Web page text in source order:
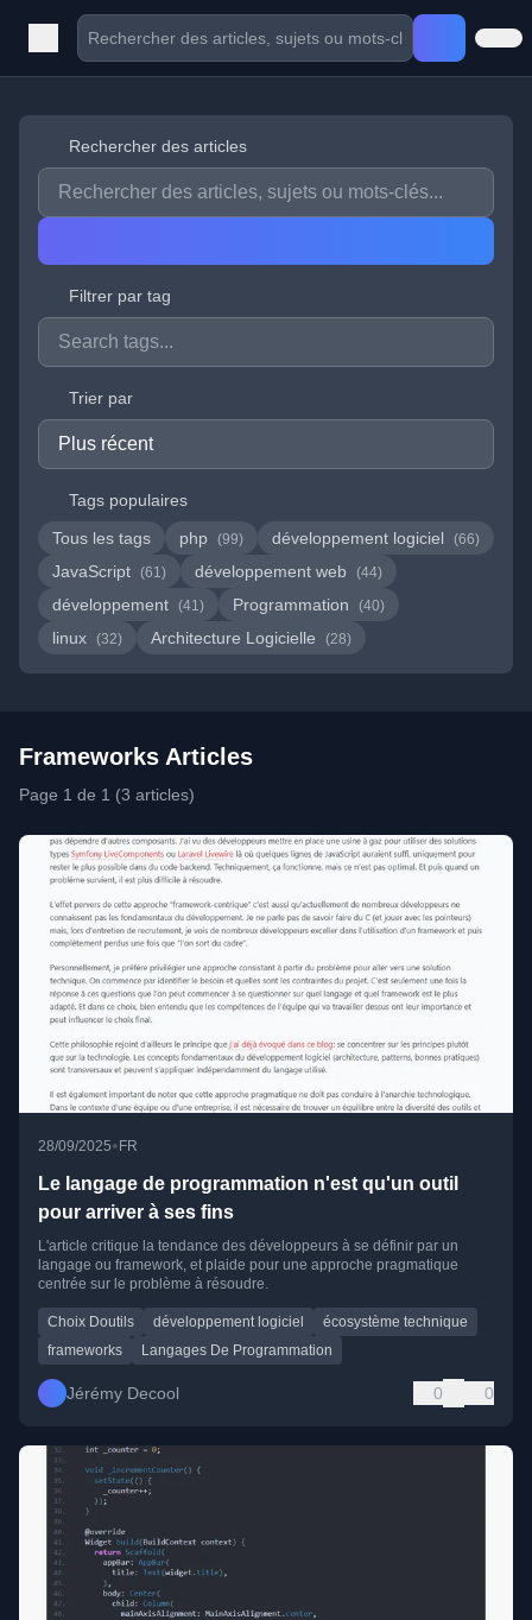
Rechercher des articles
Filtrer par tag
Trier par
Tags populaires
Tous les tags
php (99) développement logiciel (66)
JavaScript (61) développement web (44)
développement (41) Programmation (40)
linux (32) Architecture Logicielle (28)
Frameworks Articles
Page 1 de 1 (3 articles)
28/09/2025• FR
Le langage de programmation n'est qu'un outil
pour arriver à ses fins
L'article critique la tendance des développeurs à se définir par un
langage ou framework, et plaide pour une approche pragmatique
centrée sur le problème à résoudre.
Choix Doutils développement logiciel
écosystème technique
frameworks
Langages De Programmation
Jérémy Decool 0 0